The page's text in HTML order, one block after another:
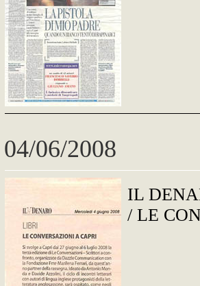
04/06/2008
IL
/ LE